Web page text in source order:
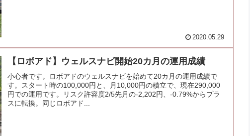
2020.05.29
【ロボアド】ウェルスナビ開始20カ月の運用成績
小心者です。ロボアドのウェルスナビを始めて20カ月の運用成績で
す。スタート時の100,000円と、月10,000円の積立で、現在290,000
円での運用です。リスク許容度2/5先月の-2,202円、-0.79%からプラ
スに転換。同じロボアド...